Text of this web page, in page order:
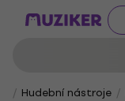
Hudební nástroje